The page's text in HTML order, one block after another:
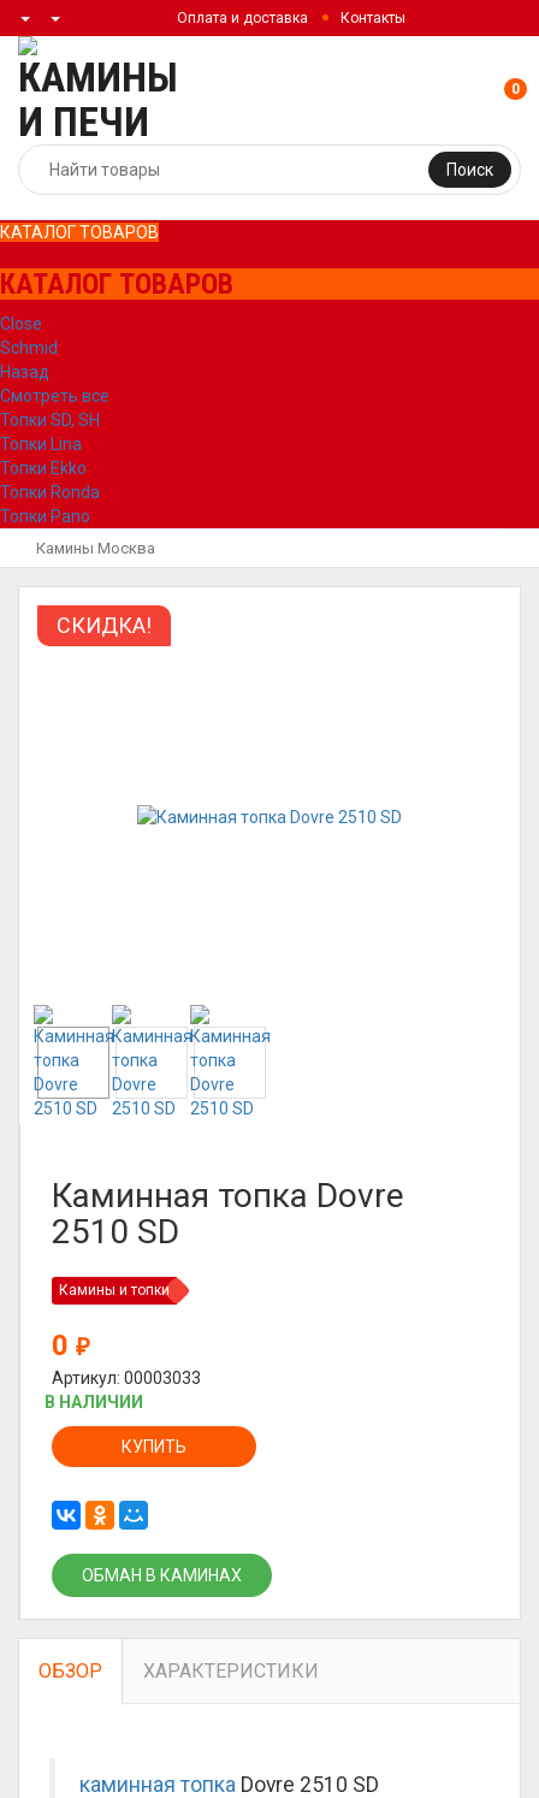
Оплата и доставка Контакты
Поиск
0
КАТАЛОГ ТОВАРОВ
КАТАЛОГ ТОВАРОВ
Close
Schmid
Назад
Смотреть все
Топки SD, SH
Топки Lina
Топки Ekko
Топки Ronda
Топки Pano
Камины Москва
СКИДКА!
Каминная топка Dovre
2510 SD
Камины и топки
0 ₽
Артикул: 00003033
В НАЛИЧИИ
КУПИТЬ
ОБМАН В КАМИНАХ
ОБЗОР ХАРАКТЕРИСТИКИ
каминная топка Dovre 2510 SD